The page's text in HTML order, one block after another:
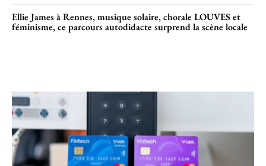
Ellie James à Rennes, musique solaire, chorale LOUVES et
féminisme, ce parcours autodidacte surprend la scène locale